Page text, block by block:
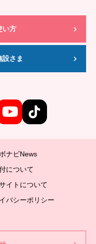
い方
さま
ナビNews
について
イトについて
バシーポリシー